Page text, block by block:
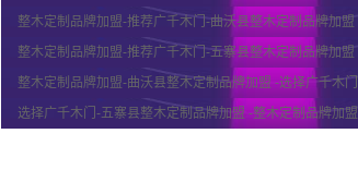
整木定制品牌加盟-推荐广千木门-曲沃县整木定制品牌加盟
整木定制品牌加盟-推荐广千木门-五寨县整木定制品牌加盟
整木定制品牌加盟-曲沃县整木定制品牌加盟 -选择广千木门
选择广千木门-五寨县整木定制品牌加盟 -整木定制品牌加盟